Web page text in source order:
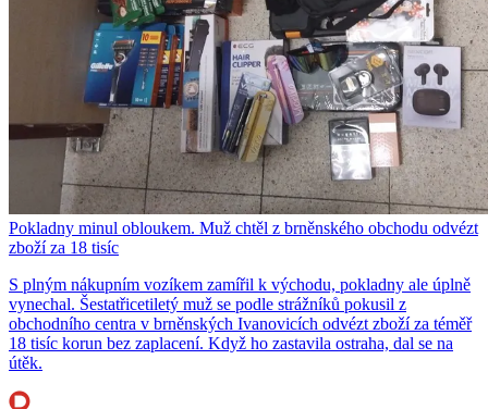
Pokladny minul obloukem. Muž chtěl z brněnského obchodu odvézt
zboží za 18 tisíc
S plným nákupním vozíkem zamířil k východu, pokladny ale úplně
vynechal. Šestatřicetiletý muž se podle strážníků pokusil z
obchodního centra v brněnských Ivanovicích odvézt zboží za téměř
18 tisíc korun bez zaplacení. Když ho zastavila ostraha, dal se na
útěk.